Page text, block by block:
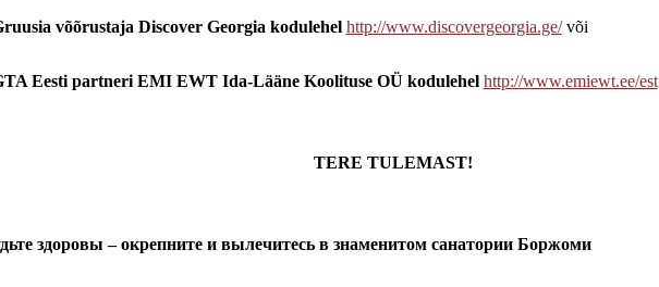
võõrustaja Discover Georgia kodulehel http://www.discovergeorgia.ge/või
Eesti partneri EMI EWT Ida-Lääne Koolituse OÜ kodulehel http://www.emiewt.ee/est
TERE TULEMAST!
здоровы – окрепните и вылечитесь в знаменитом санатории Боржоми